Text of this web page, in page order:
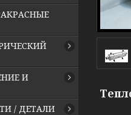
И
/ ДЕТАЛИ